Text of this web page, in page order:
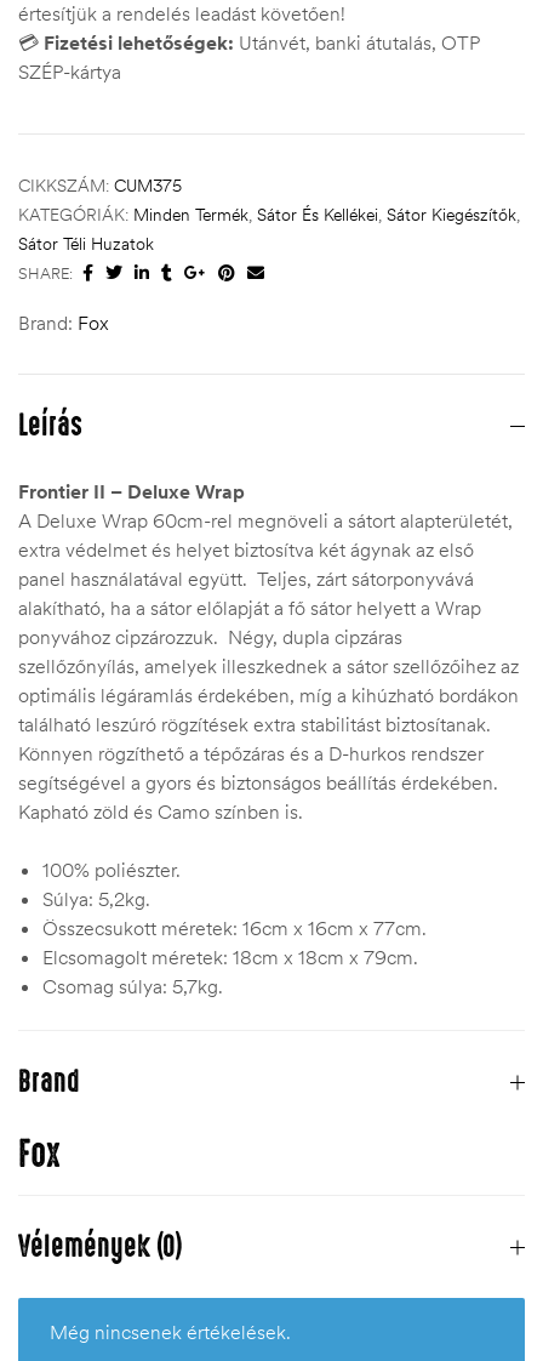
értesítjük a rendelés leadást követően!
💳 Fizetési lehetőségek: Utánvét, banki átutalás, OTP
SZÉP-kártya
CIKKSZÁM: CUM375
KATEGÓRIÁK: Minden Termék Sátor És Kellékei Sátor Kiegészítők
Sátor Téli Huzatok
SHARE:
Brand: Fox
Leírás
Frontier II – Deluxe Wrap
A Deluxe Wrap 60cm-rel megnöveli a sátort alapterületét,
extra védelmet és helyet biztosítva két ágynak az első
panel használatával együtt. Teljes, zárt sátorponyvává
alakítható, ha a sátor előlapját a fő sátor helyett a Wrap
ponyvához cipzározzuk. Négy, dupla cipzáras
szellőzőnyílás, amelyek illeszkednek a sátor szellőzőihez az
optimális légáramlás érdekében, míg a kihúzható bordákon
található leszúró rögzítések extra stabilitást biztosítanak.
Könnyen rögzíthető a tépőzáras és a D-hurkos rendszer
segítségével a gyors és biztonságos beállítás érdekében.
Kapható zöld és Camo színben is.
100% poliészter.
Súlya: 5,2kg.
Összecsukott méretek: 16cm x 16cm x 77cm.
Elcsomagolt méretek: 18cm x 18cm x 79cm.
Csomag súlya: 5,7kg.
Brand
Fox
Vélemények (0)
Még nincsenek értékelések.